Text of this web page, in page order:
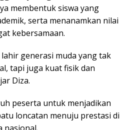
membentuk siswa yang
serta menanamkan nilai
kebersamaan.
generasi muda yang tak
tapi juga kuat fisik dan
Diza.
peserta untuk menjadikan
loncatan menuju prestasi di